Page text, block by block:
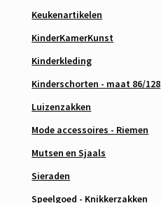
Keukenartikelen
KinderKamerKunst
Kinderkleding
Kinderschorten - maat 86/128
Luizenzakken
Mode accessoires - Riemen
Mutsen en Sjaals
Sieraden
Speelgoed - Knikkerzakken